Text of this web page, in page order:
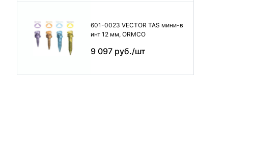
601-0023 VECTOR TAS мини-в
инт 12 мм, ORMCO
9 097 руб./шт